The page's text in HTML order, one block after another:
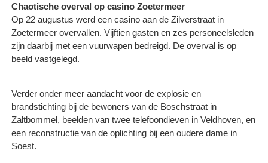
Chaotische overval op casino Zoetermeer
Op 22 augustus werd een casino aan de Zilverstraat in
Zoetermeer overvallen. Vijftien gasten en zes personeelsleden
zijn daarbij met een vuurwapen bedreigd. De overval is op
beeld vastgelegd.
Verder onder meer aandacht voor de explosie en
brandstichting bij de bewoners van de Boschstraat in
Zaltbommel, beelden van twee telefoondieven in Veldhoven, en
een reconstructie van de oplichting bij een oudere dame in
Soest.